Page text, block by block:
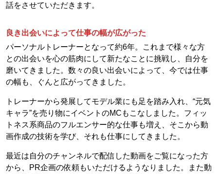
話をさせていただきます。
良き出会いによって仕事の幅が広がった
パーソナルトレーナーとなって約6年。これまで様々な方
との出会いを心の筋肉にして新たなことに挑戦し、自分を
磨いてきました。数々の良い出会いによって、今では仕事
の幅も、ぐんと広がってきました。
トレーナーから発展してモデル業にも足を踏み入れ、“元気
キャラ”を売り物にイベントのMCもこなしました。フィッ
トネス系商品のフルエンサー的な仕事も増え、そこから動
画作成の技術を学び、それも仕事にしてきました。
最近は自分のチャンネルで配信した動画をご覧になった方
から、PR企画の依頼もいただけるようなりました。また動